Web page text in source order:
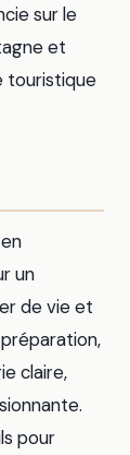
sur le
et
touristique
un
de vie et
claire,
pour